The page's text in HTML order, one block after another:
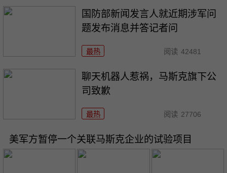
国防部新闻发言人就近期涉军问
题发布消息并答记者问
最热 阅读 42481
聊天机器人惹祸，马斯克旗下公
司致歉
最热 阅读 27706
美军方暂停一个关联马斯克企业的试验项目